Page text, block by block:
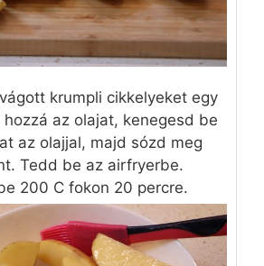
krumpli cikkelyeket egy
az olajat, kenegesd be
az olajjal, majd sózd meg
Tedd be az airfryerbe.
200 C fokon 20 percre.